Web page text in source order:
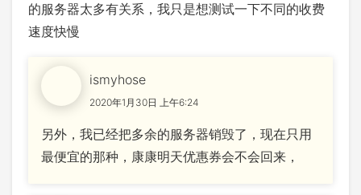
的服务器太多有关系，我只是想测试一下不同的收费
速度快慢
ismyhose
2020年1月30日 上午6:24
另外，我已经把多余的服务器销毁了，现在只用
最便宜的那种，康康明天优惠券会不会回来，